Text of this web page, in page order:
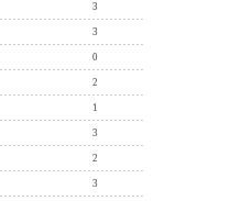
3
3
0
2
1
3
2
3